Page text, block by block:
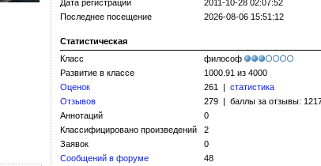
Дата регистрации
2011-10-28 02:07:52
Последнее посещение
2026-08-06 15:51:12
Статистическая
Класс
философ
Развитие в классе
1000.91 из 4000
Оценок
261 | статистика
Отзывов
279 | баллы за отзывы:
Аннотаций
0
Классифицировано произведений
2
Заявок
0
Сообщений в форуме
48